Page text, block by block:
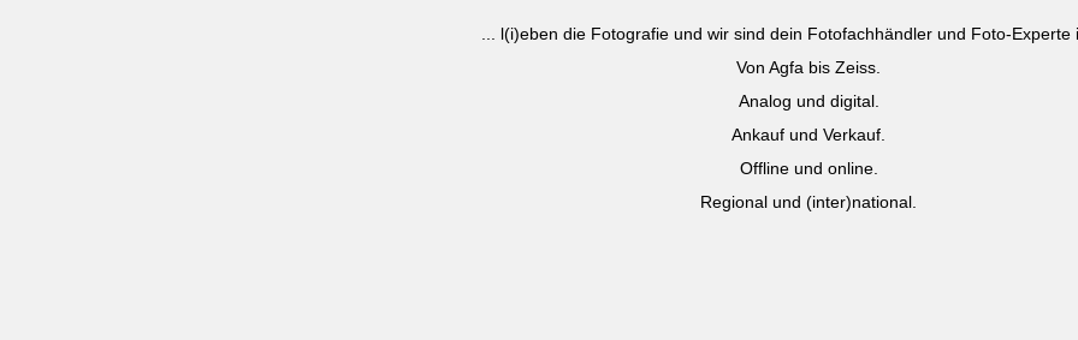
... l(i)eben die Fotografie und wir sind dein Fotofachhändler und Foto-Experte
Von Agfa bis Zeiss.
Analog und digital.
Ankauf und Verkauf.
Offline und online.
Regional und (inter)national.